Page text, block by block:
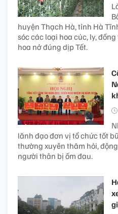
huyện Thạch Hà, tỉnh Hà
sóc các loại hoa cúc, ly,
hoa nở đúng dịp Tết.
lãnh đạo đơn vị tổ chức tốt
thường xuyên thăm hỏi,
người thân bị ốm đau.